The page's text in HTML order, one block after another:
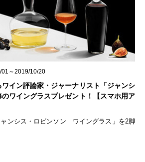
01～2019/10/20
イン評論家・ジャーナリスト「ジャンシ
ワイングラスプレゼント！【スマホ用ア
ンシス・ロビンソン ワイングラス」を2脚